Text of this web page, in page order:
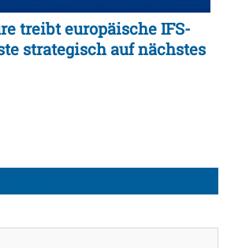
treibt europäische IFS-
strategisch auf nächstes